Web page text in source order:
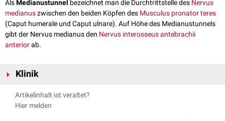
AlsMedianustunnel bezeichnet man die Durchtrittstelle des Nervus
medianuszwischen den beiden Köpfen des Musculus pronator teres
(Caput humerale und Caput ulnare). Auf Höhe des Medianustunnels
gibt der Nervus medianus den Nervus interosseus antebrachii
anteriorab.
Klinik
Anatomische Veränderungen des Medianustunnels können zu einem
Engpasssyndrom
Artikelinhalt ist veraltet?
Hier melden